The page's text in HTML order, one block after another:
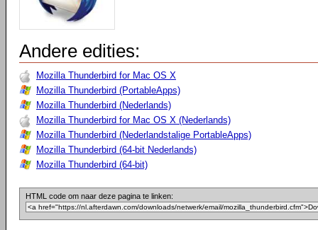
Andere edities:
Mozilla Thunderbird for Mac OS X
Mozilla Thunderbird (PortableApps)
Mozilla Thunderbird (Nederlands)
Mozilla Thunderbird for Mac OS X (Nederlands)
Mozilla Thunderbird (Nederlandstalige PortableApps)
Mozilla Thunderbird (64-bit Nederlands)
Mozilla Thunderbird (64-bit)
HTML code om naar deze pagina te linken: